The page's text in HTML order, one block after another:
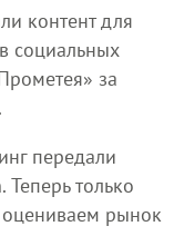
контент для
социальных
за
передали
только
рынок